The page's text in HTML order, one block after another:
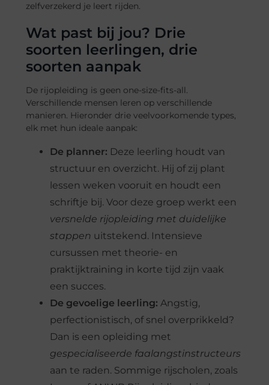
zelfverzekerd je leert rijden.
Wat past bij jou? Drie
soorten leerlingen, drie
soorten aanpak
De rijopleiding is geen one-size-fits-all.
Verschillende mensen leren op verschillende
manieren. Hieronder drie veelvoorkomende types,
elk met hun ideale aanpak:
De planner: Deze leerling houdt van
structuur en overzicht. Hij of zij plant
lessen weken vooruit en houdt een
schriftje bij. Voor deze groep werkt een
versnelde rijopleiding met duidelijke
stappen uitstekend. Intensieve
cursussen met theorie- en
praktijktraining in korte tijd zijn vaak
een succes.
De gevoelige leerling: Angstig,
perfectionistisch, of snel overprikkeld?
Dan is een opleiding met
gespecialiseerde faalangstinstructeurs
aan te raden. Sommige rijscholen, zoals